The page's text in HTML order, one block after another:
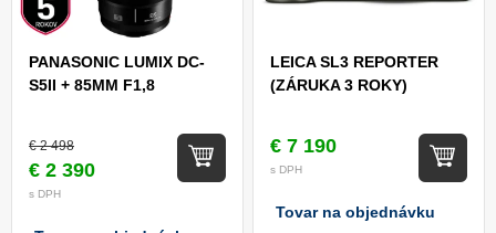
PANASONIC LUMIX DC-
S5II + 85MM F1,8
€ 2 498
€ 2 390
s DPH
LEICA SL3 REPORTER
(ZÁRUKA 3 ROKY)
€ 7 190
s DPH
Tovar na objednávku